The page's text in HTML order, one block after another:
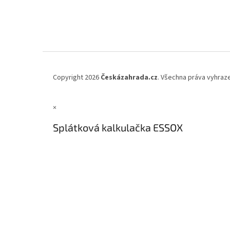
Copyright 2026 Českázahrada.cz. Všechna práva
×
Splátková kalkulačka ESSOX